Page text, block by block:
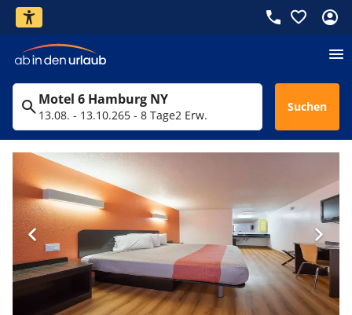
Motel 6 Hamburg NY
13.08. - 13.10.265 - 8 Tage2 Erw.
Suchen